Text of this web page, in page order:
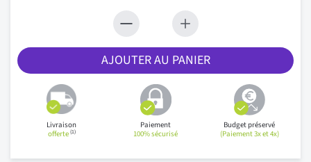
AJOUTER AU PANIER
Livraison
offerte(1)
Paiement
100% sécurisé
Budget préservé
(Paiement 3x et 4x)